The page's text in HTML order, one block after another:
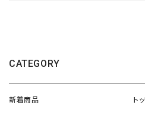
CATEGORY
新着商品 ト